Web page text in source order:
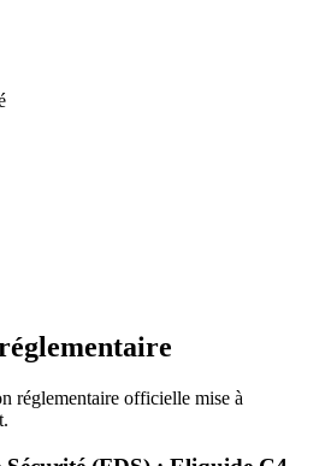
réglementaire officielle mise à